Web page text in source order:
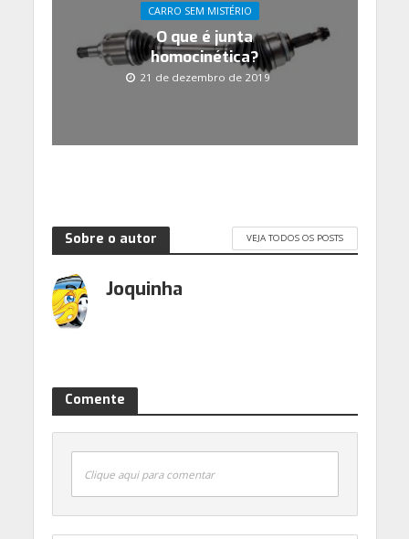
CARRO SEM MISTÉRIO
O que é junta
homocinética?
21 de dezembro de 2019
Sobre o autor VEJA TODOS OS POSTS
Joquinha
Comente
Clique aqui para comentar